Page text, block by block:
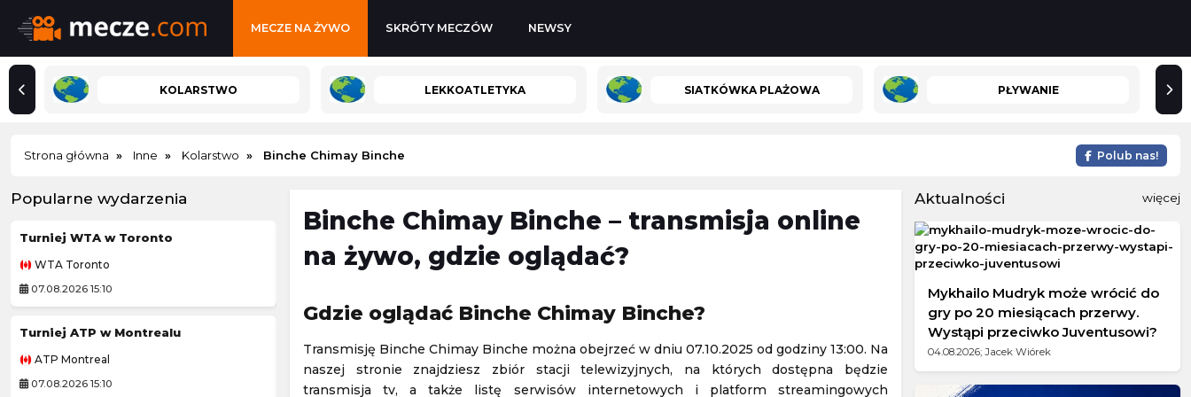
MECZE NA ŻYWO SKRÓTY MECZÓW NEWSY
KOLARSTWO LEKKOATLETYKA SIATKÓWKA PLAŻOWA PŁYWANIE
Strona główna Inne Kolarstwo Binche Chimay Binche Polub nas!
Popularne wydarzenia
Turniej WTA w Toronto
WTA Toronto
07.08.2026 15:10
Turniej ATP w Montrealu
ATP Montreal
07.08.2026 15:10
Mecz towarzyski
07.08.2026 18:55
Challenger Grodzisk Mazowiecki
Mecz towarzyski
07.08.2026 16:00
Binche Chimay Binche – transmisja online
na żywo, gdzie oglądać?
Gdzie oglądać Binche Chimay Binche?
Transmisję Binche Chimay Binche można obejrzeć w dniu 07.10.2025 od godziny 13:00. Na
naszej stronie znajdziesz zbiór stacji telewizyjnych, na których dostępna będzie
transmisja tv, a także listę serwisów internetowych i platform streamingowych
Aktualności więcej
Mykhailo Mudryk może wrócić do
gry po 20 miesiącach przerwy.
Wystąpi przeciwko Juventusowi?
04.08.2026; Jacek Wiórek